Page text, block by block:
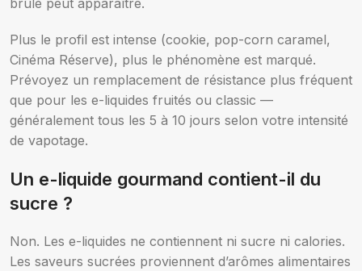
brûlé peut apparaître.
Plus le profil est intense (cookie, pop-corn caramel,
Cinéma Réserve), plus le phénomène est marqué.
Prévoyez un remplacement de résistance plus fréquent
que pour les e-liquides fruités ou classic —
généralement tous les 5 à 10 jours selon votre intensité
de vapotage.
Un e-liquide gourmand contient-il du
sucre ?
Non. Les e-liquides ne contiennent ni sucre ni calories.
Les saveurs sucrées proviennent d’arômes alimentaires